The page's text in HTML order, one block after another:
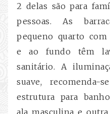
2 delas são para
pessoas. As
pequeno quarto
e ao fundo têm
sanitário. A
suave, recomenda-
estrutura para
ala masculina e